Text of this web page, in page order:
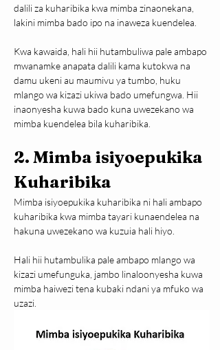
dalili za kuharibika kwa mimba zinaonekana,
lakini mimba bado ipo na inaweza kuendelea.
Kwa kawaida, hali hii hutambuliwa pale ambapo
mwanamke anapata dalili kama kutokwa na
damu ukeni au maumivu ya tumbo, huku
mlango wa kizazi ukiwa bado umefungwa. Hii
inaonyesha kuwa bado kuna uwezekano wa
mimba kuendelea bila kuharibika.
2. Mimba isiyoepukika
Kuharibika
Mimba isiyoepukika kuharibika ni hali ambapo
kuharibika kwa mimba tayari kunaendelea na
hakuna uwezekano wa kuzuia hali hiyo.
Hali hii hutambulika pale ambapo mlango wa
kizazi umefunguka, jambo linaloonyesha kuwa
mimba haiwezi tena kubaki ndani ya mfuko wa
uzazi.